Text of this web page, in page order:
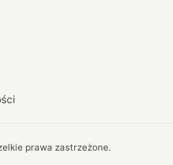
prawa zastrzeżone.